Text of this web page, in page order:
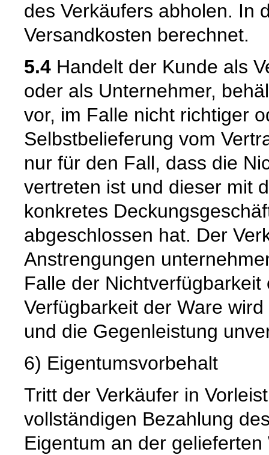
des Verkäufers abholen. In
Versandkosten berechnet.
5.4 Handelt der Kunde als
oder als Unternehmer,
vor, im Falle nicht richtiger
Selbstbelieferung vom
nur für den Fall, dass die
vertreten ist und dieser mit
konkretes
abgeschlossen hat. Der
Anstrengungen
Falle der
Verfügbarkeit der Ware
und die Gegenleistung
6) Eigentumsvorbehalt
Tritt der Verkäufer in
vollständigen Bezahlung
Eigentum an der gelieferten